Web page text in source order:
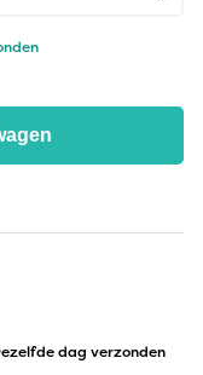
dag verzonden